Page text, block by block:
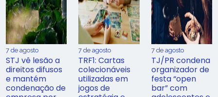
7 de agosto
STJ vê lesão a
direitos difusos
e mantém
condenação de
7 de agosto
TRF1: Cartas
colecionáveis
utilizadas em
jogos de
7 de agosto
TJ/PR condena
organizador de
festa “open
bar” com